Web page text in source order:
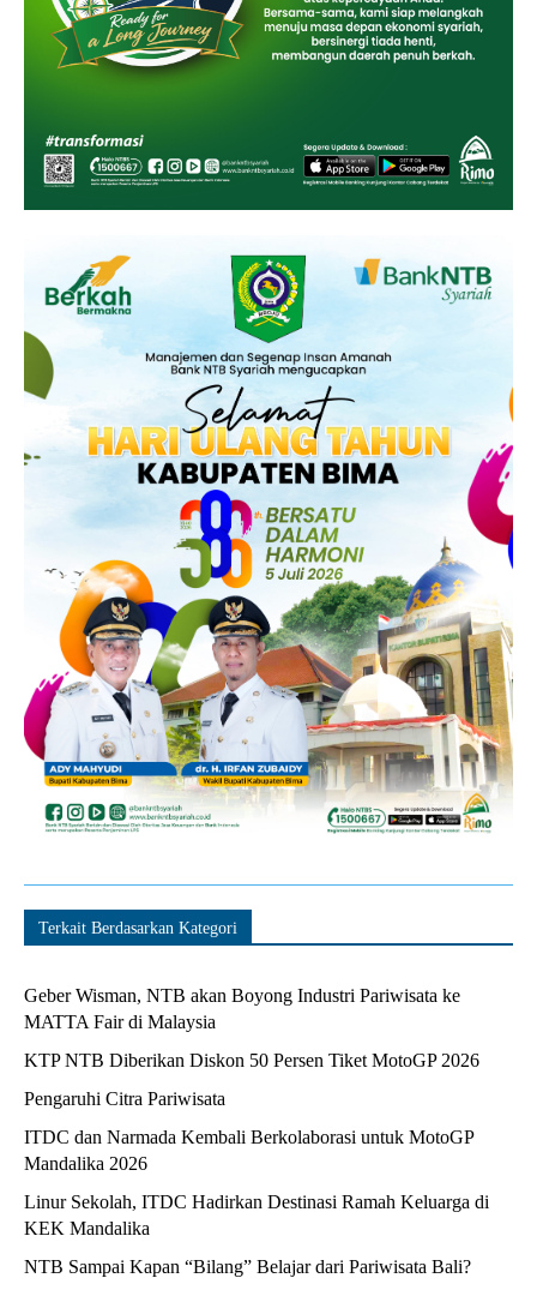
Terkait Berdasarkan Kategori
Geber Wisman, NTB akan Boyong Industri Pariwisata ke
MATTA Fair di Malaysia
KTP NTB Diberikan Diskon 50 Persen Tiket MotoGP 2026
Pengaruhi Citra Pariwisata
ITDC dan Narmada Kembali Berkolaborasi untuk MotoGP
Mandalika 2026
Linur Sekolah, ITDC Hadirkan Destinasi Ramah Keluarga di
KEK Mandalika
NTB Sampai Kapan “Bilang” Belajar dari Pariwisata Bali?